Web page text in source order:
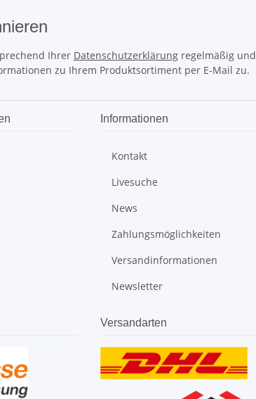
Ihrer Datenschutzerklärung regelmäßig und
zu Ihrem Produktsortiment per E-Mail zu.
Informationen
Kontakt
Livesuche
News
Zahlungsmöglichkeiten
Versandinformationen
Newsletter
Versandarten